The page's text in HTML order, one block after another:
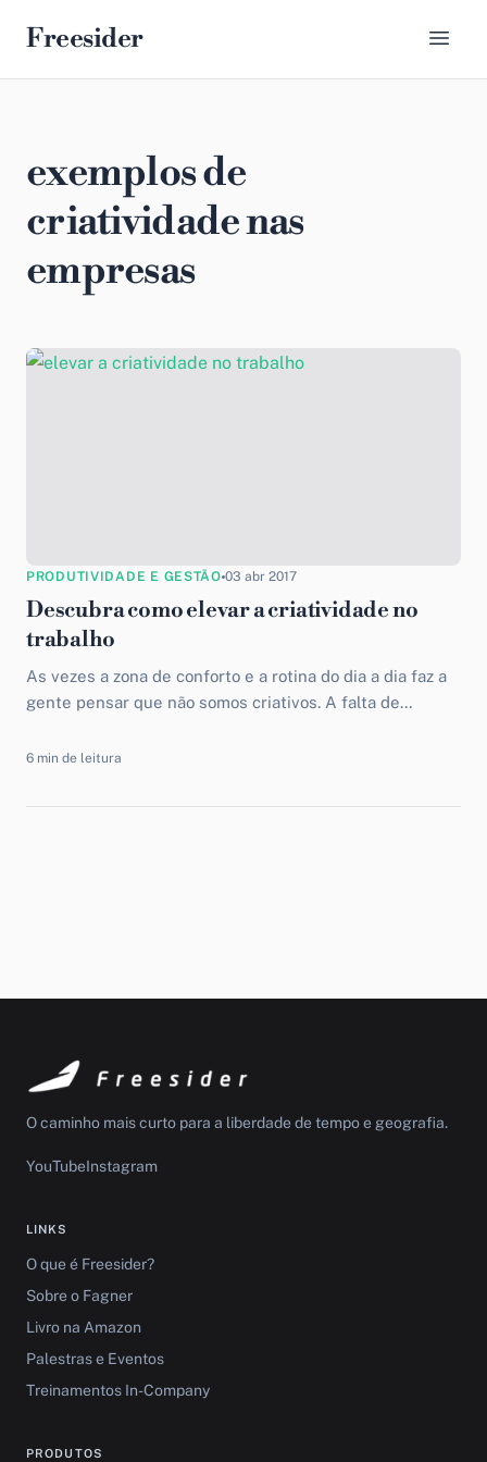
Freesider
exemplos de
criatividade nas
empresas
PRODUTIVIDADE E GESTÃO 03 abr 2017
Descubra como elevar a criatividade no
trabalho
As vezes a zona de conforto e a rotina do dia a dia faz a
gente pensar que não somos criativos. A falta de
6 min de leitura
O caminho mais curto para a liberdade de tempo e geografia.
YouTubeInstagram
LINKS
O que é Freesider?
Sobre o Fagner
Livro na Amazon
Palestras e Eventos
Treinamentos In-Company
PRODUTOS